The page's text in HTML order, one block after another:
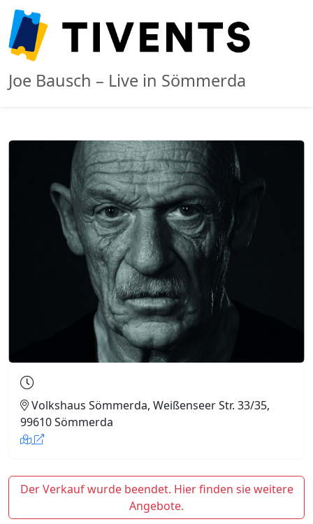
Joe Bausch – Live in Sömmerda
Volkshaus Sömmerda, Weißenseer Str. 33/35,
99610 Sömmerda
Der Verkauf wurde beendet. Hier finden sie weitere
Angebote.